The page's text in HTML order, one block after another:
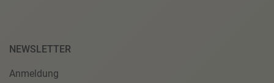
NEWSLETTER
Anmeldung